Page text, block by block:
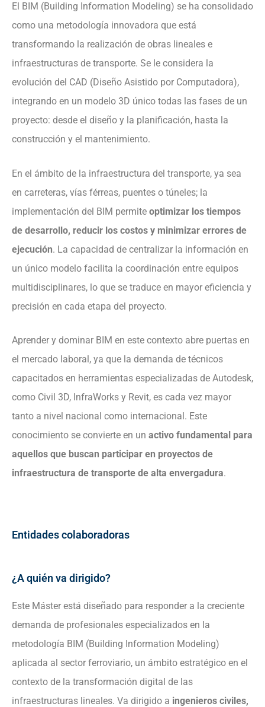
El BIM (Building Information Modeling) se ha consolidado
como una metodología innovadora que está
transformando la realización de obras lineales e
infraestructuras de transporte. Se le considera la
evolución del CAD (Diseño Asistido por Computadora),
integrando en un modelo 3D único todas las fases de un
proyecto: desde el diseño y la planificación, hasta la
construcción y el mantenimiento.
En el ámbito de la infraestructura del transporte, ya sea
en carreteras, vías férreas, puentes o túneles; la
implementación del BIM permite optimizar los tiempos
de desarrollo, reducir los costos y minimizar errores de
ejecución. La capacidad de centralizar la información en
un único modelo facilita la coordinación entre equipos
multidisciplinares, lo que se traduce en mayor eficiencia y
precisión en cada etapa del proyecto.
Aprender y dominar BIM en este contexto abre puertas en
el mercado laboral, ya que la demanda de técnicos
capacitados en herramientas especializadas de Autodesk,
como Civil 3D, InfraWorks y Revit, es cada vez mayor
tanto a nivel nacional como internacional. Este
conocimiento se convierte en un activo fundamental para
aquellos que buscan participar en proyectos de
infraestructura de transporte de alta envergadura.
Entidades colaboradoras
¿A quién va dirigido?
Este Máster está diseñado para responder a la creciente
demanda de profesionales especializados en la
metodología BIM (Building Information Modeling)
aplicada al sector ferroviario, un ámbito estratégico en el
contexto de la transformación digital de las
infraestructuras lineales. Va dirigido a ingenieros civiles,